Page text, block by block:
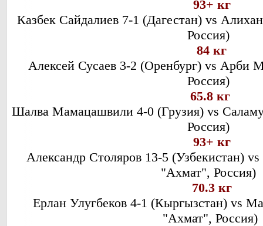
93+ кг
Казбек Сайдалиев 7-1 (Дагестан) vs
Россия)
84 кг
Алексей Сусаев 3-2 (Оренбург) vs Арби
Россия)
65.8 кг
Шалва Мамацашвили 4-0 (Грузия) vs
Россия)
93+ кг
Александр Столяров 13-5 (Узбекистан)
"Ахмат", Россия)
70.3 кг
Ерлан Улугбеков 4-1 (Кыргызстан) vs
"Ахмат", Россия)